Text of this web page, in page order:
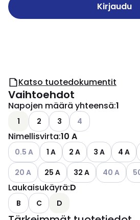
Kirjaudu
Katso tuotedokumentit
Vaihtoehdot
Napojen määrä yhteensä:1
1 2 3 Katso
4
Nimellisvirta:10 A
Katso käytettävissä olevat
0.5 A 1 A 2 A 3 A 4 A
Katso käytettävissä olevat
20 A 25 A 32 A Katso
40 A
Laukaisukäyrä:D
B C D